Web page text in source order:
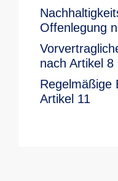
Offenlegung
nach Artikel 8
Regelmäßige
Artikel 11​ ​